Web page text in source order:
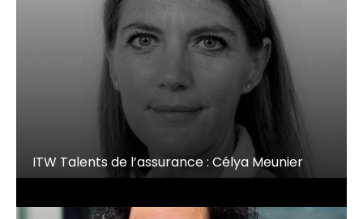
ITW Talents de l’assurance : Célya Meunier